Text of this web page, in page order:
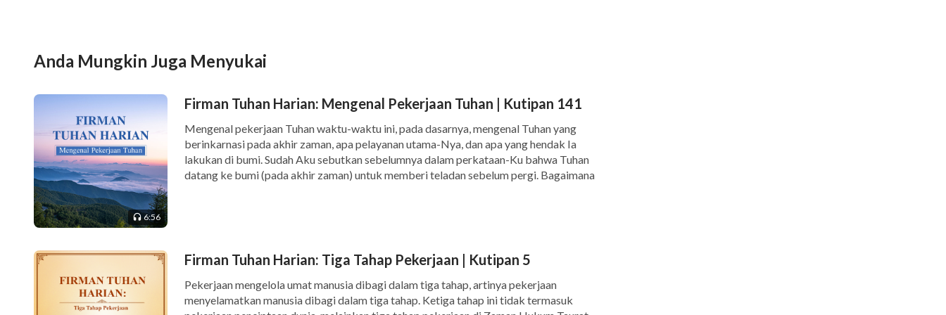
saja Perjanjian Baru tidaklah sesistematis Perjanjian Lama dan juga tidak mencatat lebih
banyak hal. Semua perkataan yang Yahweh ucapkan di Perjanjian Lama dicatat dalam Alkitab,
sedangkan hanya beberapa dari perkataan Yesus yang dicatat dalam keempat kitabInjil.
Tentu saja, Yesus juga melakukan banyak pekerjaan, tetapi itu tidak dicatat secara rinci.
Sedikitnya jumlah catatan yang tercatat dalam Perjanjian Baru disebabkan karena seberapa
banyak pekerjaan yang Yesus lakukan; jumlah pekerjaan-Nya selama tiga setengah tahun di
bumi ditambah dengan pekerjaan para rasul, jumlahnya jauh lebih sedikit dibandingkan
dengan pekerjaan yang dilakukan oleh Yahweh. Oleh karenanya, terdapat lebih sedikit kitab
di Perjanjian Baru dibandingkan Perjanjian Lama.
Anda Mungkin Juga Menyukai
6:56
Firman Tuhan Harian: Mengenal Pekerjaan Tuhan | Kutipan 141
Mengenal pekerjaan Tuhan waktu-waktu ini, pada dasarnya, mengenal Tuhan yang
berinkarnasi pada akhir zaman, apa pelayanan utama-Nya, dan apa yang hendak Ia
lakukan di bumi. Sudah Aku sebutkan sebelumnya dalam perkataan-Ku bahwa Tuhan
datang ke bumi (pada akhir zaman) untuk memberi teladan sebelum pergi. Bagaimana
Firman Tuhan Harian: Tiga Tahap Pekerjaan | Kutipan 5
Pekerjaan mengelola umat manusia dibagi dalam tiga tahap, artinya pekerjaan
menyelamatkan manusia dibagi dalam tiga tahap. Ketiga tahap ini tidak termasuk